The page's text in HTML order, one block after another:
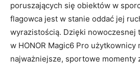
poruszających się obiektów w
flagowca jest w stanie oddać jej
wyrazistością. Dzięki nowoczesnej
w HONOR Magic6 Pro
najważniejsze, sportowe momenty